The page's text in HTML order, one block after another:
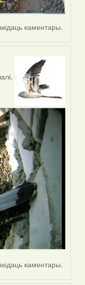
каментары.
каментары.